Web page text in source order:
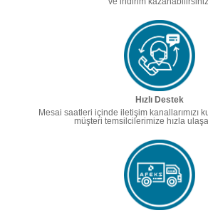
Hızlı Destek
Mesai saatleri içinde iletişim kanallarımızı
müşteri temsilcilerimize hızla